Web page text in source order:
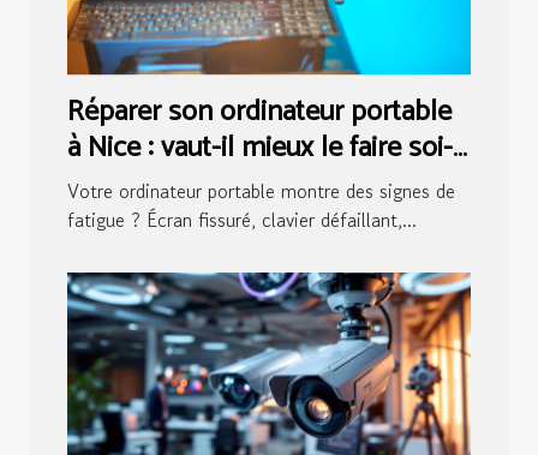
Réparer son ordinateur portable
à Nice : vaut-il mieux le faire soi-
même ou passer par un pro ?
Votre ordinateur portable montre des signes de
fatigue ? Écran fissuré, clavier défaillant,...